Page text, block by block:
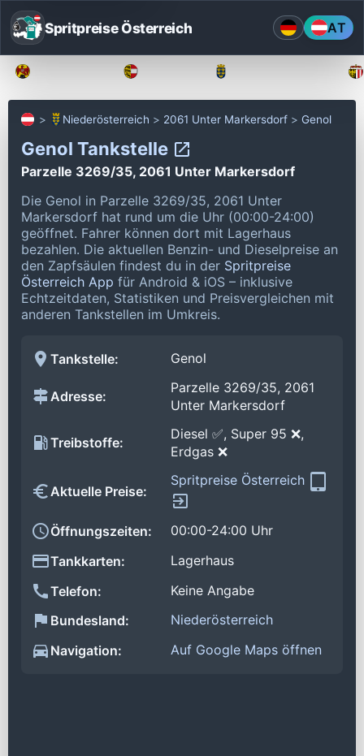
Spritpreise Österreich AT
Niederösterreich 2061 Unter Markersdorf Genol
Genol Tankstelle
Parzelle 3269/35, 2061 Unter Markersdorf
Die Genol in Parzelle 3269/35, 2061 Unter
Markersdorf hat rund um die Uhr (00:00-24:00)
geöffnet. Fahrer können dort mit Lagerhaus
bezahlen. Die aktuellen Benzin- und Dieselpreise an
den Zapfsäulen findest du in der Spritpreise
Österreich App für Android & iOS – inklusive
Echtzeitdaten, Statistiken und Preisvergleichen mit
anderen Tankstellen im Umkreis.
Tankstelle: Genol
Adresse:
Parzelle 3269/35, 2061
Unter Markersdorf
Treibstoffe:
Diesel ✅, Super 95 ❌,
Erdgas ❌
Aktuelle Preise:
Spritpreise Österreich
Öffnungszeiten:
00:00-24:00 Uhr
Tankkarten:
Lagerhaus
Telefon:
Keine Angabe
Bundesland:
Niederösterreich
Navigation:
Auf Google Maps öffnen